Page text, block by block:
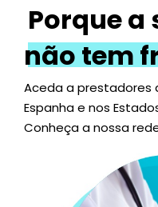
Porque a
não tem
Aceda a prestadores
Espanha e nos
Conheça a nossa